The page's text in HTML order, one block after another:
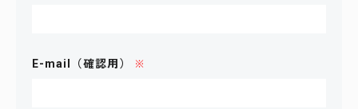
E-mail（確認用） ※